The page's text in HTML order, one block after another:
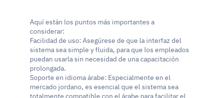
Aquí están los puntos más importantes a
considerar:
Facilidad de uso: Asegúrese de que la interfaz del
sistema sea simple y fluida, para que los empleados
puedan usarla sin necesidad de una capacitación
prolongada.
Soporte en idioma árabe: Especialmente en el
mercado jordano, es esencial que el sistema sea